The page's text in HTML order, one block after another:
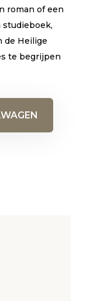
roman of een
studieboek,
de Heilige
te begrijpen